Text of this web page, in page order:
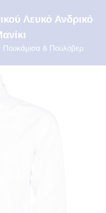
Λευκό Ανδρικό
Πουκάμισα & Πουλόβερ